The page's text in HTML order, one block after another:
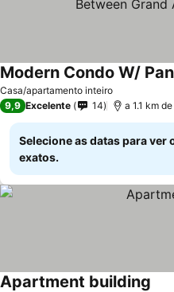
Casa/apartamento inteiro
Ver preços
9,9 Excelente 14 a 1.1 km
Selecione as datas para ver
exatos.
Apartment building